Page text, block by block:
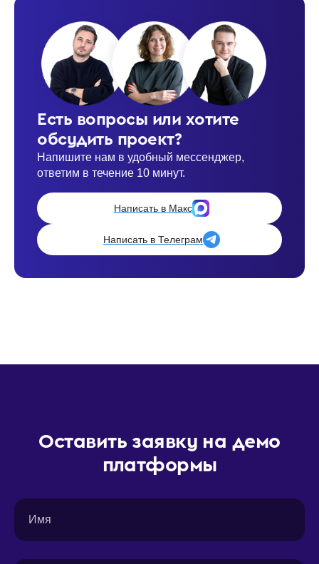
Есть вопросы или хотите
обсудить проект?
Напишите нам в удобный мессенджер,
ответим в течение 10 минут.
Написать в Макс
Написать в Телеграм
Оставить заявку на демо
платформы
Имя